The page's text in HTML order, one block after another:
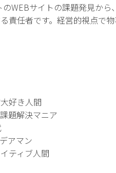
WEBサイトの課題発見から
責任者です。経営的視点で
好き人間
題解決マニア
アマン
ティブ人間